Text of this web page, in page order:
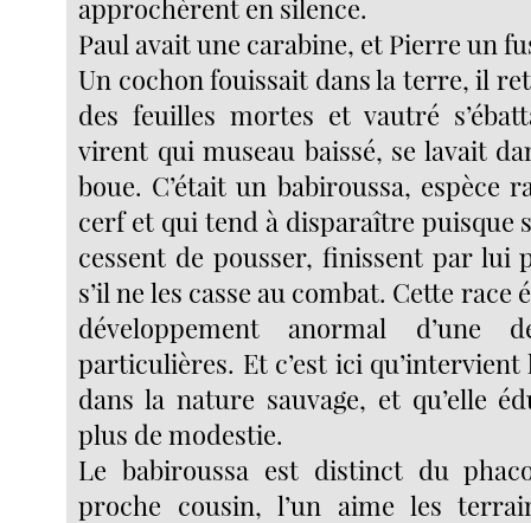
approchèrent en silence.
Paul avait une carabine, et Pierre un
Un cochon fouissait dans la terre, il
des feuilles mortes et vautré
virent qui museau baissé, se lavait
boue. C’était un babiroussa, espèce
cerf et qui tend à disparaître puisque
cessent de pousser, finissent par lui
s’il ne les casse au combat. Cette
développement anormal d’une
particulières. Et c’est ici
dans la nature sauvage, et qu’elle
plus de modestie.
Le babiroussa est distinct du
proche cousin, l’un aime les